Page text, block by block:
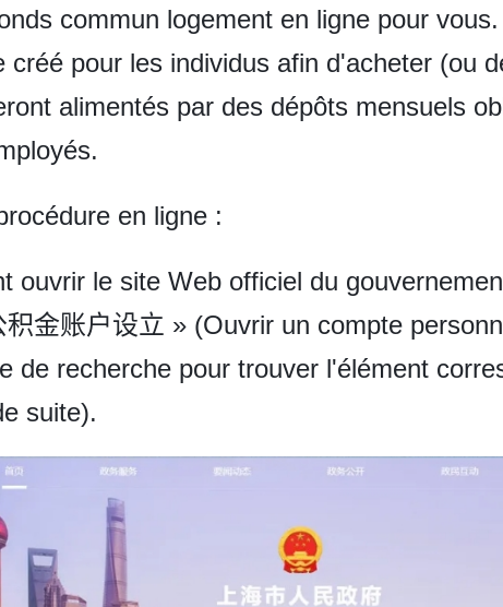
commun logement en ligne pour
créé pour les individus afin d'acheter (ou
alimentés par des dépôts mensuels
en ligne :
ouvrir le site Web officiel du
金账户设立 » (Ouvrir un compte
de recherche pour trouver l'élément
suite).